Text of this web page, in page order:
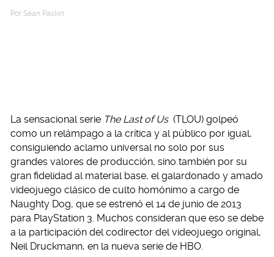
Por Sean Paskin
La sensacional serie The Last of Us (TLOU) golpeó
como un relámpago a la crítica y al público por igual,
consiguiendo aclamo universal no solo por sus
grandes valores de producción, sino también por su
gran fidelidad al material base, el galardonado y amado
videojuego clásico de culto homónimo a cargo de
Naughty Dog, que se estrenó el 14 de junio de 2013
para PlayStation 3. Muchos consideran que eso se debe
a la participación del codirector del videojuego original,
Neil Druckmann, en la nueva serie de HBO.